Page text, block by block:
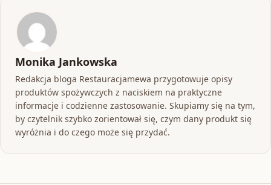
Monika Jankowska
Redakcja bloga Restauracjamewa przygotowuje opisy
produktów spożywczych z naciskiem na praktyczne
informacje i codzienne zastosowanie. Skupiamy się na tym,
by czytelnik szybko zorientował się, czym dany produkt się
wyróżnia i do czego może się przydać.